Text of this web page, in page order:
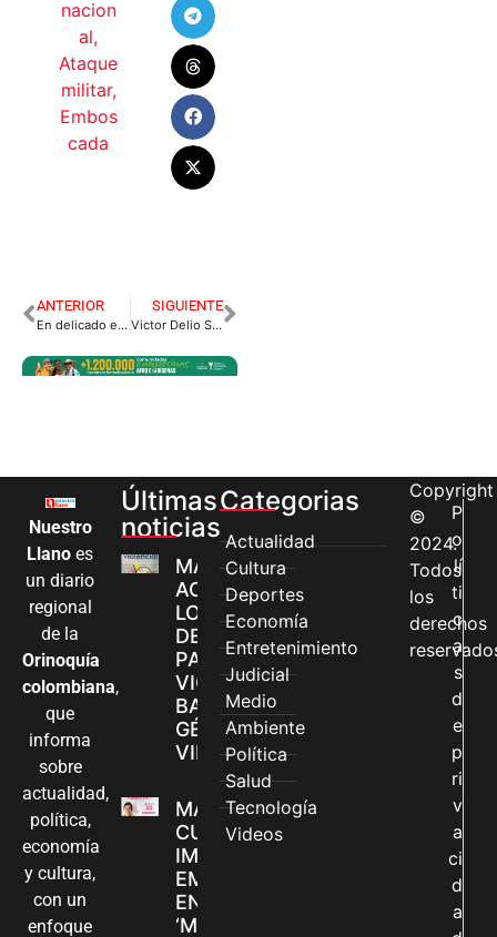
nacion
al,
Ataque
militar,
Embos
cada
ANTERIOR
En delicado estado de salud continúa mujer que fue abusada sexualmente en zona rural de Restrepo.
SIGUIENTE
Victor Delio Sánchez Seria el Nuevo Presidente Ejecutivo de la Cámara de Comercio de Villavicencio
Nuestro
Llano es
un diario
regional
de la
Orinoquía
colombiana,
que
informa
sobre
actualidad,
política,
economía
y cultura,
con un
enfoque
Últimas
noticias
MÁS MUJERES
ACCEDEN A
LOS CANALES
DE ATENCIÓN
PARA
VIOLENCIAS
BASADAS EN
GÉNERO EN
VILLAVICENCIO
MADRES
CUIDADORAS
IMPULSAN SUS
EMPRENDIMIENTOS
EN LA FERIA
‘MANOS QUE
Categorias
Actualidad
Cultura
Deportes
Economía
Entretenimiento
Judicial
Medio
Ambiente
Política
Salud
Tecnología
Videos
Copyright
©
2024.
Todos
los
derechos
P
o
lí
ti
c
a
s
d
e
p
ri
v
a
ci
d
a